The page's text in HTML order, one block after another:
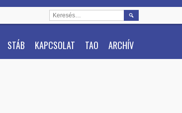
STÁB KAPCSOLAT TAO ARCHÍV
KERESÉS: